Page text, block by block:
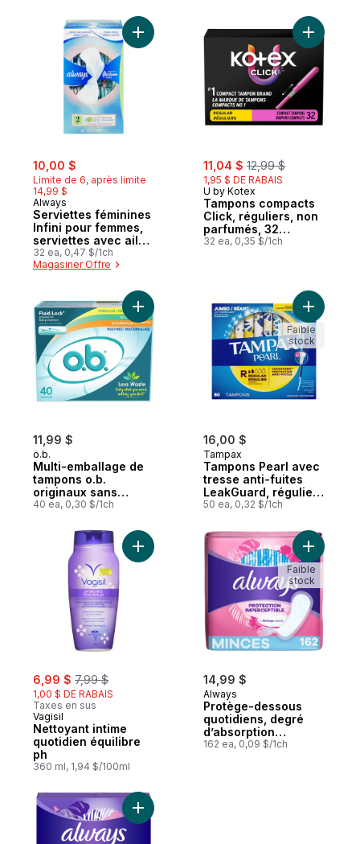
parfumées, 22
serviettes
sale:
10,00 $
Limite de 6, après limite
14,99 $
Always
Serviettes féminines
Infini pour femmes,
serviettes avec ailes
Flexfoam, taille 2,
degré d’absorption
serviettes
32 ea, 0,47 $/1ch
Magasiner Offre
Ajouter Serviettes féminines Infini pour
sale:
11,04 $ , formerly:
12,99 $
1,95 $ DE RABAIS
U by Kotex
Tampons compacts
Click, réguliers, non
parfumés, 32
tampons
32 ea, 0,35 $/1ch
Ajouter
11,99 $
o.b.
Multi-emballage de
tampons o.b.
originaux sans
applicateur à
régulière, super et
super plus, 40u
40 ea, 0,30 $/1ch
Ajouter Multi-emballage de tampons
16,00 $
Tampax
Tampons Pearl avec
tresse anti-fuites
LeakGuard, régulier,
50 tampons
50 ea, 0,32 $/1ch
Ajouter
Faible
stock
sale:
6,99 $ , formerly:
7,99 $
1,00 $ DE RABAIS
Taxes en sus
Vagisil
Nettoyant intime
quotidien équilibre
ph
360 ml, 1,94 $/100ml
Ajouter Nettoyant intime quotidien
14,99 $
Always
Protège-dessous
quotidiens, degré
d’absorption
régulier, non
162 ea, 0,09 $/1ch
Ajouter
Faible
stock
Ajouter Protège-dessous quotidiens